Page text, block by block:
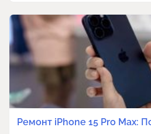
Ремонт iPhone 15 Pro Max: